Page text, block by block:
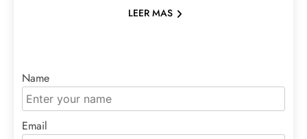
LEER MAS
Name
Email